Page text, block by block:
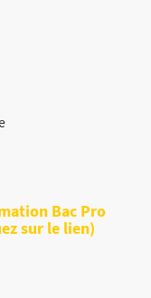
Bac Pro
sur le lien)